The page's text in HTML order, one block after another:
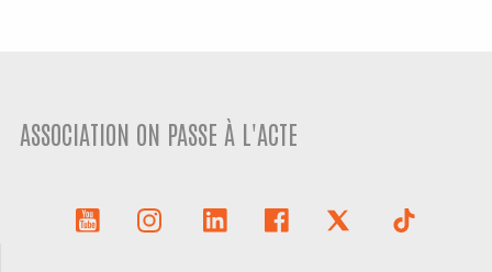
ASSOCIATION ON PASSE À L'ACTE